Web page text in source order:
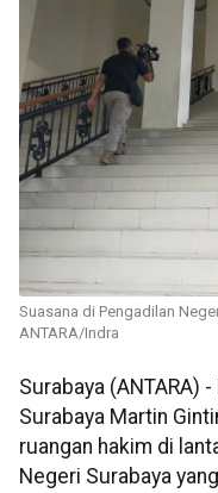
Suasana di Pengadilan
ANTARA/Indra
Surabaya (ANTARA)
Surabaya Martin
ruangan hakim di
Negeri Surabaya